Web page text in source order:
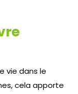
vie dans le
cela apporte